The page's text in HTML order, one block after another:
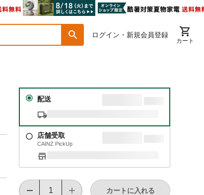
ログイン・新規会員登録
カート
配送
店舗受取
CAINZ PickUp
カートに入れる